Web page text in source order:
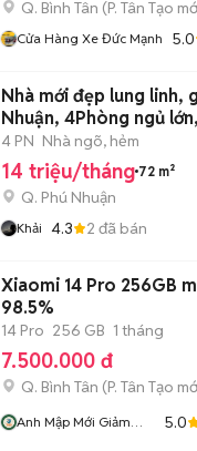
Q. Bình Tân (P. Tân Tạo
Cửa Hàng Xe Đức Mạnh 5.0
Nhà mới đẹp lung linh,
Nhuận, 4Phòng ngủ
4 PN Nhà ngõ, hẻm
14 triệu/tháng 72 m²
Q. Phú Nhuận
Khải 4.3 2 đã bán
Xiaomi 14 Pro 256GB
98.5%
14 Pro 256 GB 1 tháng
7.500.000 đ
Q. Bình Tân (P. Tân Tạo
Anh Mập Mới Giảm
5.0